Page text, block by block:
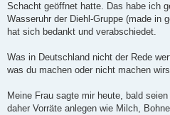
Schacht geöffnet hatte. Das habe ich
Wasseruhr der Diehl-Gruppe (made in
hat sich bedankt und verabschiedet.
Was in Deutschland nicht der Rede
was du machen oder nicht machen
Meine Frau sagte mir heute, bald
daher Vorräte anlegen wie Milch,